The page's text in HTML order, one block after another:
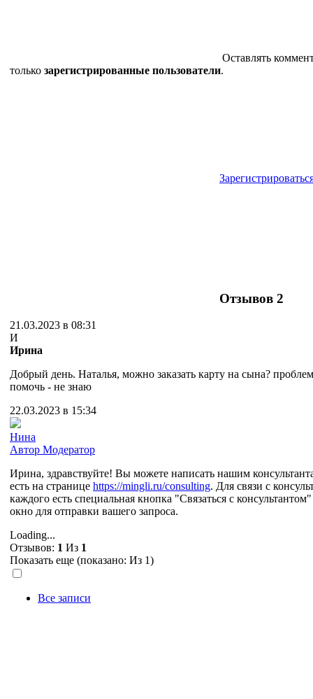
Оставлять
только зарегистрированные пользователи.
Отзывов 2
21.03.2023 в 08:31
И
Ирина
Добрый день. Наталья, можно заказать карту на сына?
помочь - не знаю
22.03.2023 в 15:34
Нина
Автор Модератор
Ирина, здравствуйте! Вы можете написать нашим
есть на странице https://mingli.ru/consulting. Для связи с
каждого есть специальная кнопка "Связаться с
окно для отправки вашего запроса.
Loading...
Отзывов: 1 Из 1
Показать еще (показано: Из 1)
Все записи